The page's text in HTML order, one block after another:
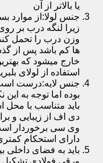
یا بالاتر از آن
جنس لولا:از موارد
زیرا لنگه درب بر روی
وزن درب را تحمل
ها کم باشد پس از
استفاده از لولای
جنس لایه:درست
بوده اما توجه به
باید متناسب با
دی اف از زیبایی و
وی سی برخوردار
دارای استحکام
باید به فضای داخلی